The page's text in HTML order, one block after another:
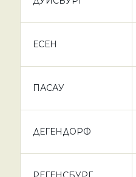
ЕСЕН
ПАСАУ
ДЕГЕНДОРФ